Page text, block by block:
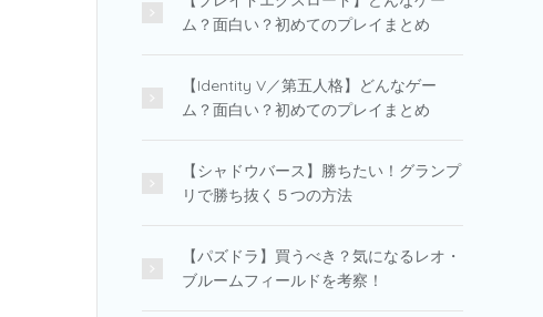
ム？面白い？初めてのプレイまとめ
【Identity V／第五人格】どんなゲー
ム？面白い？初めてのプレイまとめ
【シャドウバース】勝ちたい！グランプ
リで勝ち抜く５つの方法
【パズドラ】買うべき？気になるレオ・
ブルームフィールドを考察！